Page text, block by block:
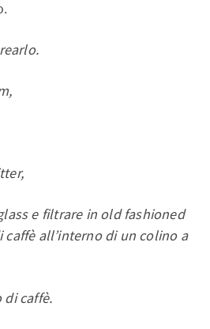
e filtrare in old fashioned
all’interno di un colino a
di caffè.